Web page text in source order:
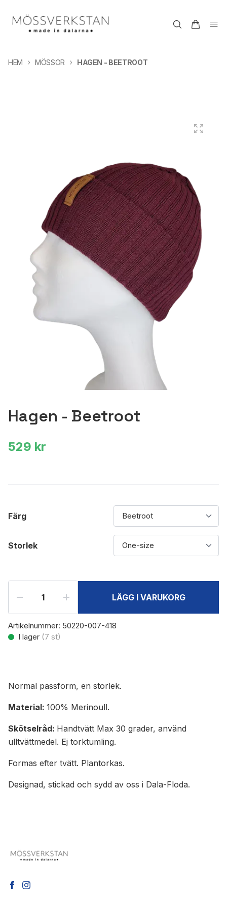
HEM MÖSSOR HAGEN - BEETROOT
Hagen - Beetroot
529 kr
Färg
Storlek
LÄGG I VARUKORG
Artikelnummer: 50220-007-418
I lager (7 st)
Normal passform, en storlek.
Material: 100% Merinoull.
Skötselråd: Handtvätt Max 30 grader, använd
ulltvättmedel. Ej torktumling.
Formas efter tvätt. Plantorkas.
Designad, stickad och sydd av oss i Dala-Floda.